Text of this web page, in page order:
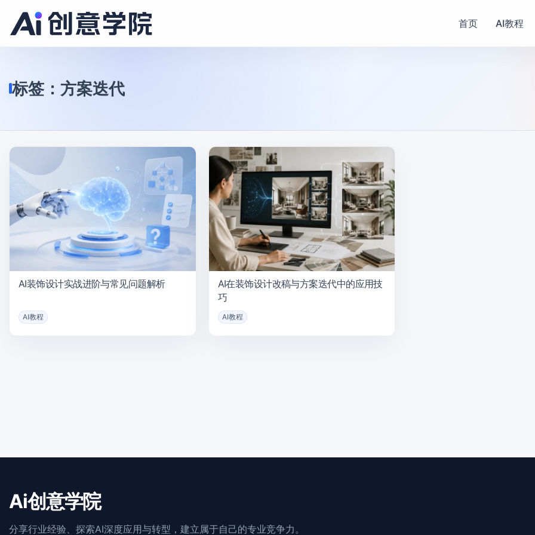
首页 AI教程
标签： 方案迭代
AI装饰设计实战进阶与常见问题解析
AI教程
AI在装饰设计改稿与方案迭代中的应用技
巧
AI教程
Ai创意学院
分享行业经验、探索AI深度应用与转型，建立属于自己的专业竞争力。